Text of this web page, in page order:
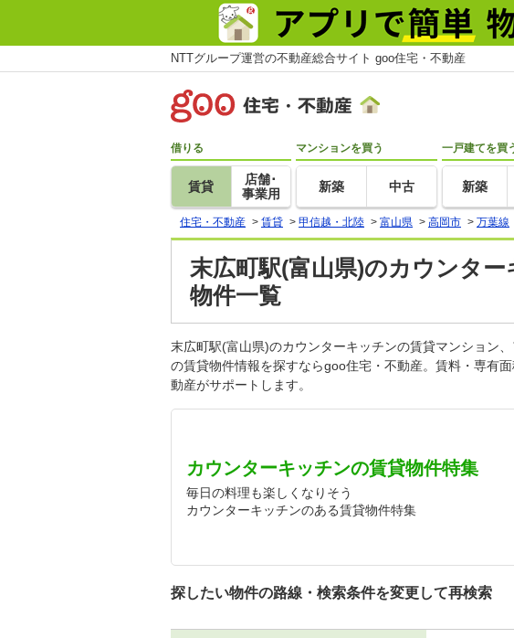
NTTグループ運営の不動産総合サイト goo住宅・不動産
借りる
賃貸
店舗･
事業用
マンションを買う
新築 中古
一戸建てを買
新築
住宅・不動産 > 賃貸 > 甲信越・北陸 > 富山県 > 高岡市 > 万葉線
末広町駅(富山県)のカウンタ
物件一覧
末広町駅(富山県)のカウンターキッチンの賃貸マンション
の賃貸物件情報を探すならgoo住宅・不動産。賃料・専有
動産がサポートします。
カウンターキッチンの賃貸物件特集
毎日の料理も楽しくなりそう
カウンターキッチンのある賃貸物件特集
探したい物件の路線・検索条件を変更して再検索